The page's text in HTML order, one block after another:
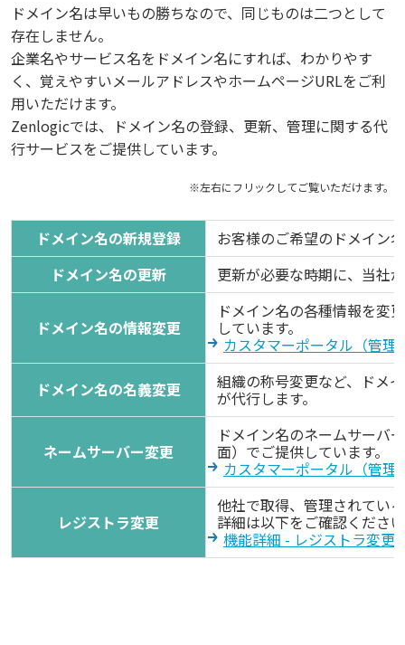
ドメイン名は早いもの勝ちなので、同じものは二つとして
存在しません。
企業名やサービス名をドメイン名にすれば、わかりやす
く、覚えやすいメールアドレスやホームページURLをご利
用いただけます。
Zenlogicでは、ドメイン名の登録、更新、管理に関する代
行サービスをご提供しています。
ドメイン名の新規登録
お客様のご希望のドメイン
ドメイン名の更新
更新が必要な時期に、当社
ドメイン名の情報変更
ドメイン名の各種情報を変
しています。
カスタマーポータル（管理
ドメイン名の名義変更 組織の称号変更など、ドメ
が代行します。
ネームサーバー変更
ドメイン名のネームサーバ
面）でご提供しています。
カスタマーポータル（管理
レジストラ変更
他社で取得、管理されてい
詳細は以下をご確認くださ
機能詳細 - レジストラ変更